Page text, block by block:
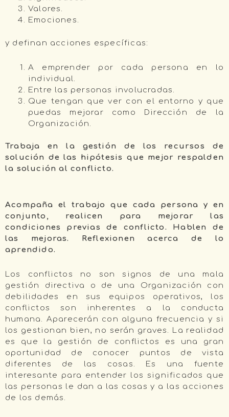
Valores.
Emociones.
y definan acciones específicas:
A emprender por cada persona en lo
individual.
Entre las personas involucradas.
Que tengan que ver con el entorno y que
puedas mejorar como Dirección de la
Organización.
Trabaja en la gestión de los recursos de
solución de las hipótesis que mejor respalden
la solución al conflicto.
Acompaña el trabajo que cada persona y en
conjunto, realicen para mejorar las
condiciones previas de conflicto. Hablen de
las mejoras. Reflexionen acerca de lo
aprendido.
Los conflictos no son signos de una mala
gestión directiva o de una Organización con
debilidades en sus equipos operativos, los
conflictos son inherentes a la conducta
humana. Aparecerán con alguna frecuencia y si
los gestionan bien, no serán graves. La realidad
es que la gestión de conflictos es una gran
oportunidad de conocer puntos de vista
diferentes de las cosas. Es una fuente
interesante para entender los significados que
las personas le dan a las cosas y a las acciones
de los demás.